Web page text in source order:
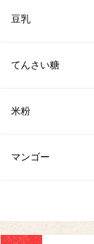
豆乳
てんさい糖
米粉
マンゴー